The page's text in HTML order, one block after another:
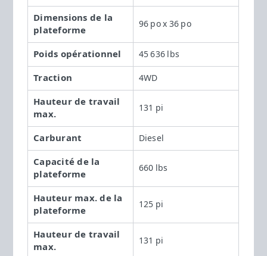
Dimensions de la
plateforme
96 po x 36 po
Poids opérationnel 45 636 lbs
Traction 4WD
Hauteur de travail
max.
131 pi
Carburant Diesel
Capacité de la
plateforme
660 lbs
Hauteur max. de la
plateforme
125 pi
Hauteur de travail
max.
131 pi